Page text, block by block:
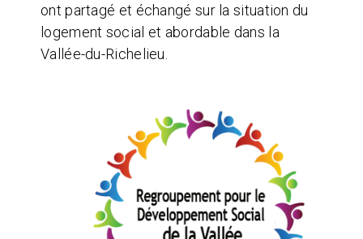
ont partagé et échangé sur la situation du
logement social et abordable dans la
Vallée-du-Richelieu.